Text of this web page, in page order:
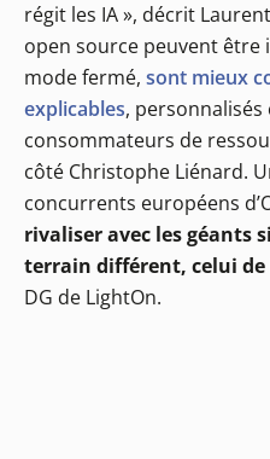
régit les IA », décrit
open source peuvent être
mode fermé, sont mieux
explicables,
consommateurs de
côté Christophe Liénard.
concurrents européens
rivaliser avec les géants
terrain différent, celui
DG de LightOn.